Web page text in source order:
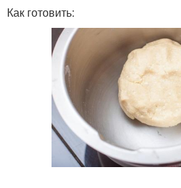
Как готовить: